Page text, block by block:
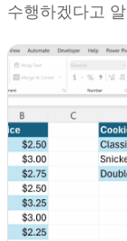
수행하겠다고